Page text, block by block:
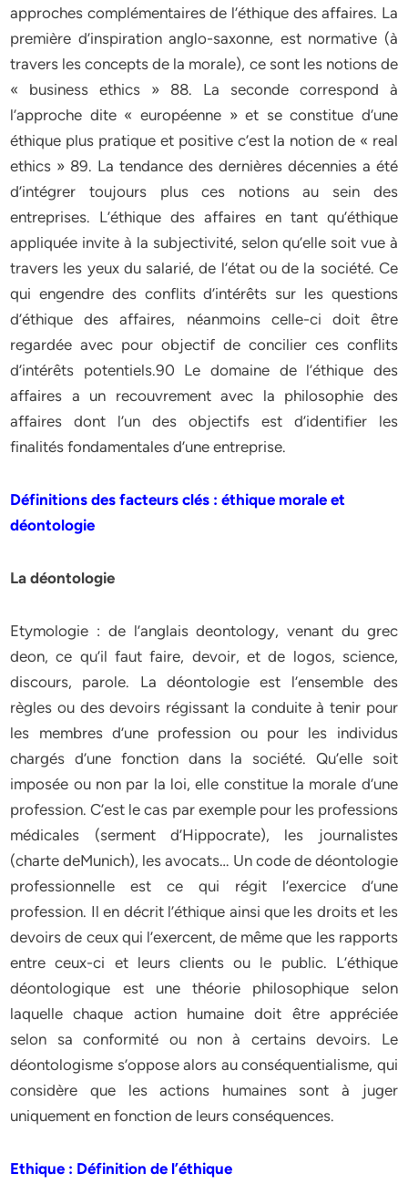
approches complémentaires de l’éthique des affaires. La
première d’inspiration anglo-saxonne, est normative (à
travers les concepts de la morale), ce sont les notions de
« business ethics » 88. La seconde correspond à
l’approche dite « européenne » et se constitue d’une
éthique plus pratique et positive c’est la notion de « real
ethics » 89. La tendance des dernières décennies a été
d’intégrer toujours plus ces notions au sein des
entreprises. L’éthique des affaires en tant qu’éthique
appliquée invite à la subjectivité, selon qu’elle soit vue à
travers les yeux du salarié, de l’état ou de la société. Ce
qui engendre des conflits d’intérêts sur les questions
d’éthique des affaires, néanmoins celle-ci doit être
regardée avec pour objectif de concilier ces conflits
d’intérêts potentiels.90 Le domaine de l’éthique des
affaires a un recouvrement avec la philosophie des
affaires dont l’un des objectifs est d’identifier les
finalités fondamentales d’une entreprise.
Définitions des facteurs clés : éthique morale et
déontologie
La déontologie
Etymologie : de l’anglais deontology, venant du grec
deon, ce qu’il faut faire, devoir, et de logos, science,
discours, parole. La déontologie est l’ensemble des
règles ou des devoirs régissant la conduite à tenir pour
les membres d’une profession ou pour les individus
chargés d’une fonction dans la société. Qu’elle soit
imposée ou non par la loi, elle constitue la morale d’une
profession. C’est le cas par exemple pour les professions
médicales (serment d’Hippocrate), les journalistes
(charte deMunich), les avocats… Un code de déontologie
professionnelle est ce qui régit l’exercice d’une
profession. Il en décrit l’éthique ainsi que les droits et les
devoirs de ceux qui l’exercent, de même que les rapports
entre ceux-ci et leurs clients ou le public. L’éthique
déontologique est une théorie philosophique selon
laquelle chaque action humaine doit être appréciée
selon sa conformité ou non à certains devoirs. Le
déontologisme s’oppose alors au conséquentialisme, qui
considère que les actions humaines sont à juger
uniquement en fonction de leurs conséquences.
Ethique : Définition de l’éthique